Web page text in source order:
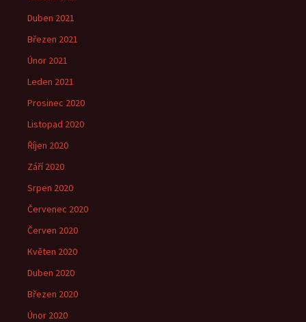
Duben 2021
Březen 2021
Únor 2021
Leden 2021
Prosinec 2020
Listopad 2020
Říjen 2020
Září 2020
Srpen 2020
Červenec 2020
Červen 2020
Květen 2020
Duben 2020
Březen 2020
Únor 2020